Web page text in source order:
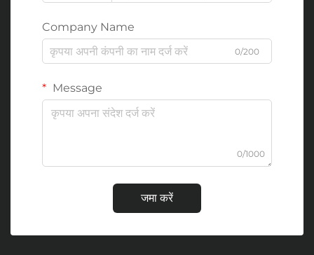
Company Name
0/200
Message
0/1000
जमा करें